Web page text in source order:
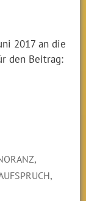
2017 an die
den Beitrag:
,
,